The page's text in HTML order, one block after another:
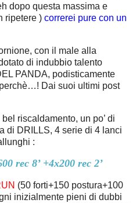
dopo questa massima e
ripetere ) correrei pure con un
con il male alla
di indubbio talento
PANDA, podisticamente
Dai suoi ultimi post
riscaldamento, un po’ di
di DRILLS, 4 serie di 4 lanci
:
rec 8’ +4x200 rec 2’
(50 forti+150 postura+100
inizialmente pieni di dubbi